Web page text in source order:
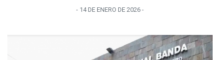
- 14 DE ENERO DE 2026 -